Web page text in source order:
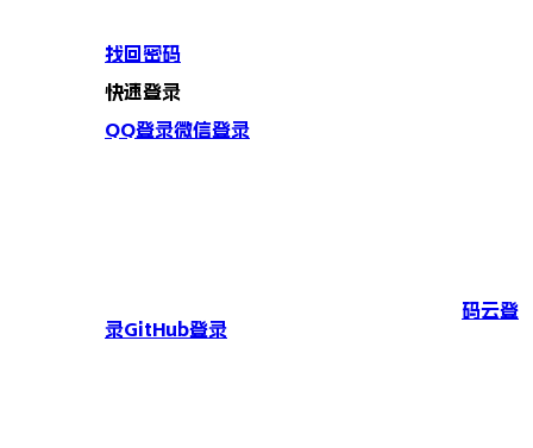
找回密码
快速登录
QQ登录微信登录
码云登
录GitHub登录